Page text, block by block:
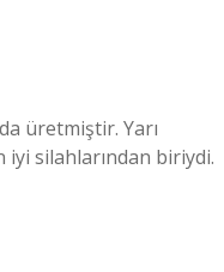
üretmiştir. Yarı
silahlarından biriydi.